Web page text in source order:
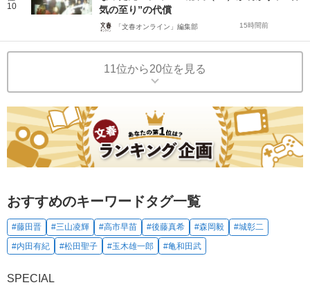
10
気の至り”の代償
「文春オンライン」編集部 15時間前
11位から20位を見る
おすすめのキーワードタグ一覧
#藤田晋 #三山凌輝 #高市早苗 #後藤真希 #森岡毅
#城彰二
#内田有紀
#松田聖子 #玉木雄一郎 #亀和田武
SPECIAL